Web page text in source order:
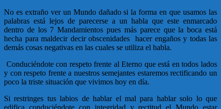
No es extraño ver un Mundo dañado si la forma en que usamos las
palabras está lejos de parecerse a un habla que este enmarcado
dentro de los 7 Mandamientos pues más parece que la boca está
hecha para maldecir decir obscenidades hacer engaños y todas las
demás cosas negativas en las cuales se utiliza el habla.
Conduciéndote con respeto frente al Eterno que está en todos lados
y con respeto frente a nuestros semejantes estaremos rectificando un
poco la triste situación que vivimos hoy en día.
Si restringes tus labios de hablar el mal para hablar solo lo que
edifica conduciéndote con integridad y rectitud el Mundo estar